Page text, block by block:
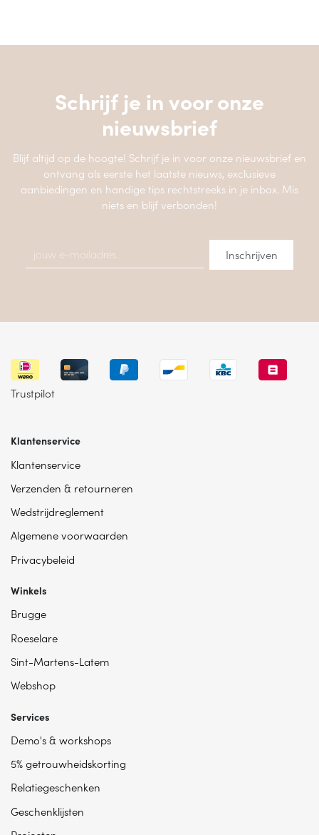
Schrijf je in voor onze
nieuwsbrief
Blijf altijd op de hoogte! Schrijf je in voor onze nieuwsbrief en
ontvang als eerste het laatste nieuws, exclusieve
aanbiedingen en handige tips rechtstreeks in je inbox. Mis
niets en blijf verbonden!
Trustpilot
Klantenservice
Klantenservice
Verzenden & retourneren
Wedstrijdreglement
Algemene voorwaarden
Privacybeleid
Winkels
Brugge
Roeselare
Sint-Martens-Latem
Webshop
Services
Demo's & workshops
5% getrouwheidskorting
Relatiegeschenken
Geschenklijsten